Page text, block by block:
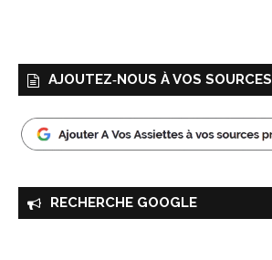
AJOUTEZ‑NOUS À VOS SOURCES
RECHERCHE GOOGLE